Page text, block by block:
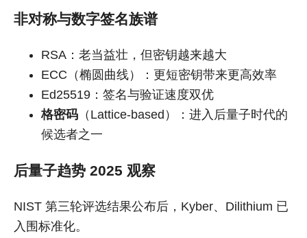
非对称与数字签名族谱
RSA：老当益壮，但密钥越来越大
ECC（椭圆曲线）：更短密钥带来更高效率
Ed25519：签名与验证速度双优
格密码 （Lattice-based）：进入后量子时代的
候选者之一
后量子趋势 2025 观察
NIST 第三轮评选结果公布后，Kyber、Dilithium 已
入围标准化。